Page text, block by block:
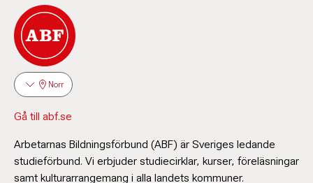
Norr
Gå till abf.se
Arbetarnas Bildningsförbund (ABF) är Sveriges ledande
studieförbund. Vi erbjuder studiecirklar, kurser, föreläsningar
samt kulturarrangemang i alla landets kommuner.